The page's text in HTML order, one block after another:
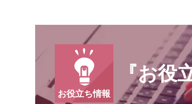
『お役